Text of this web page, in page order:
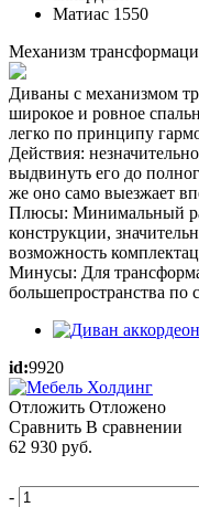
Механизм
Диваны с механизмом
широкое и ровное
легко по принципу
Действия:
выдвинуть его до
же оно само выезжает
Плюсы: Минимальный
конструкции,
возможность
Минусы: Для
большепространства
id:9920
Отложить Отложено
Сравнить В сравнении
62 930 руб.
-